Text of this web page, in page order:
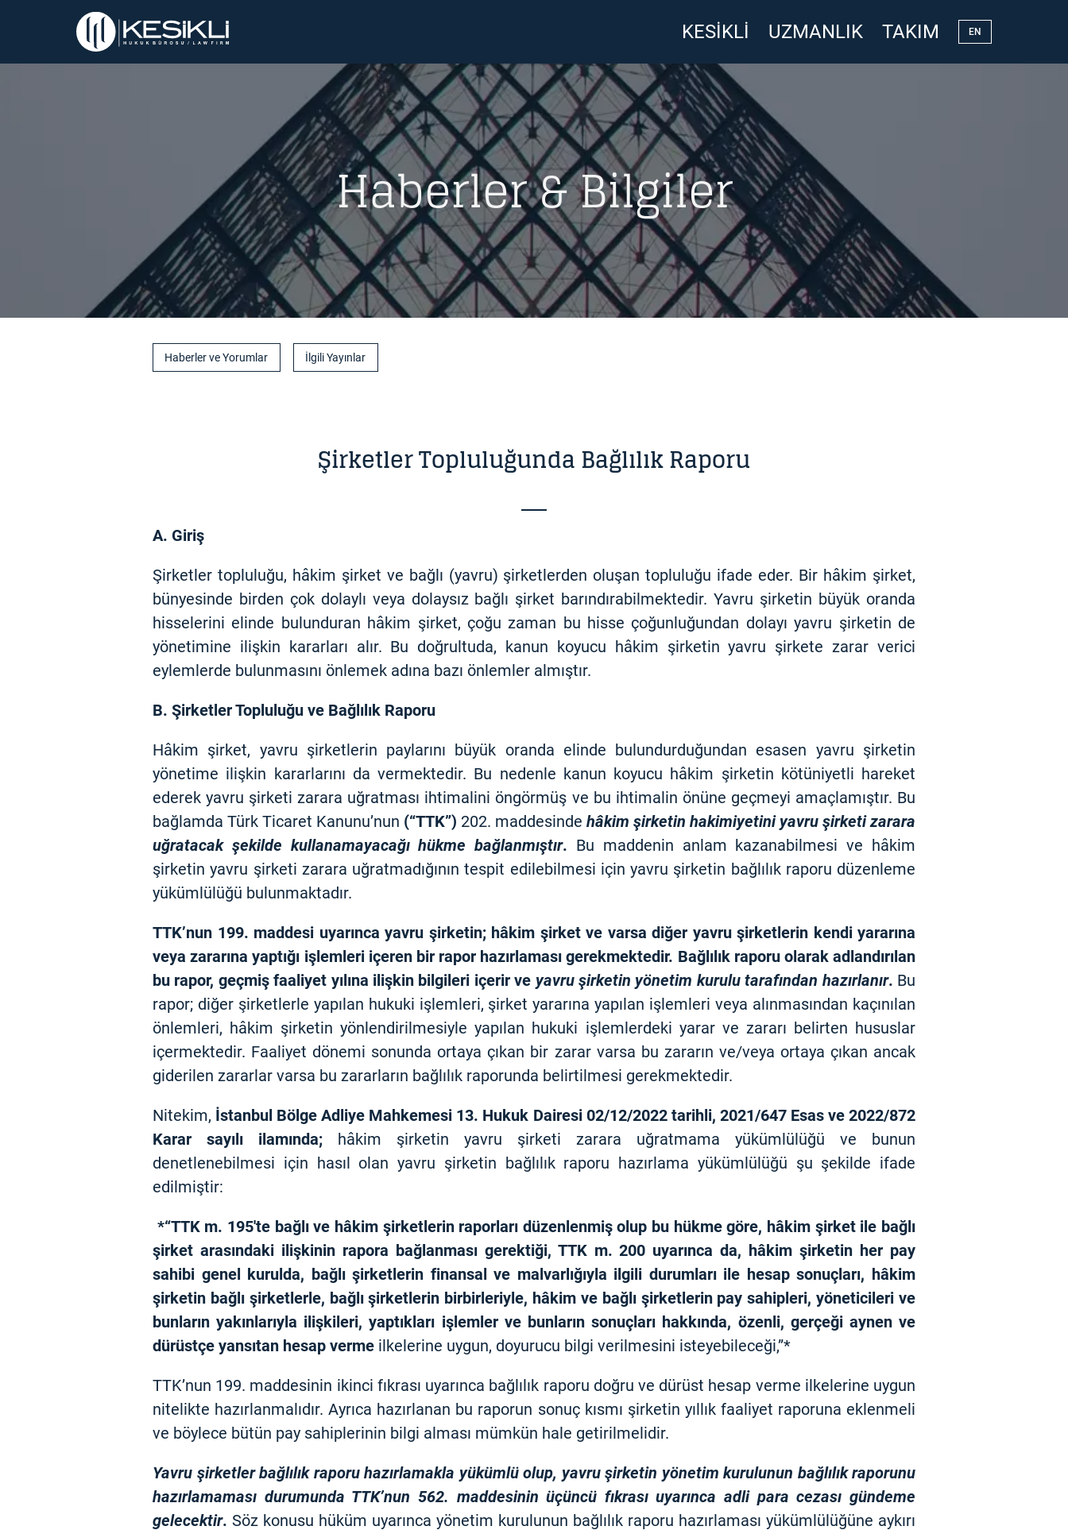
KESIKLI UZMANLIK TAKIM EN
Haberler & Bilgiler
Haberler ve Yorumlar İlgili Yayınlar
Şirketler Topluluğunda Bağlılık Raporu
A. Giriş
Şirketler topluluğu, hâkim şirket ve bağlı (yavru) şirketlerden oluşan topluluğu ifade eder. Bir hâkim şirket,
bünyesinde birden çok dolaylı veya dolaysız bağlı şirket barındırabilmektedir. Yavru şirketin büyük oranda
hisselerini elinde bulunduran hâkim şirket, çoğu zaman bu hisse çoğunluğundan dolayı yavru şirketin de
yönetimine ilişkin kararları alır. Bu doğrultuda, kanun koyucu hâkim şirketin yavru şirkete zarar verici
eylemlerde bulunmasını önlemek adına bazı önlemler almıştır.
B. Şirketler Topluluğu ve Bağlılık Raporu
Hâkim şirket, yavru şirketlerin paylarını büyük oranda elinde bulundurduğundan esasen yavru şirketin
yönetime ilişkin kararlarını da vermektedir. Bu nedenle kanun koyucu hâkim şirketin kötüniyetli hareket
ederek yavru şirketi zarara uğratması ihtimalini öngörmüş ve bu ihtimalin önüne geçmeyi amaçlamıştır. Bu
bağlamda Türk Ticaret Kanunu’nun (“TTK”) 202. maddesinde hâkim şirketin hakimiyetini yavru şirketi zarara
uğratacak şekilde kullanamayacağı hükme bağlanmıştır. Bu maddenin anlam kazanabilmesi ve hâkim
şirketin yavru şirketi zarara uğratmadığının tespit edilebilmesi için yavru şirketin bağlılık raporu düzenleme
yükümlülüğü bulunmaktadır.
TTK’nun 199. maddesi uyarınca yavru şirketin; hâkim şirket ve varsa diğer yavru şirketlerin kendi yararına
veya zararına yaptığı işlemleri içeren bir rapor hazırlaması gerekmektedir. Bağlılık raporu olarak adlandırılan
bu rapor, geçmiş faaliyet yılına ilişkin bilgileri içerir ve yavru şirketin yönetim kurulu tarafından hazırlanır. Bu
rapor; diğer şirketlerle yapılan hukuki işlemleri, şirket yararına yapılan işlemleri veya alınmasından kaçınılan
önlemleri, hâkim şirketin yönlendirilmesiyle yapılan hukuki işlemlerdeki yarar ve zararı belirten hususlar
içermektedir. Faaliyet dönemi sonunda ortaya çıkan bir zarar varsa bu zararın ve/veya ortaya çıkan ancak
giderilen zararlar varsa bu zararların bağlılık raporunda belirtilmesi gerekmektedir.
Nitekim, İstanbul Bölge Adliye Mahkemesi 13. Hukuk Dairesi 02/12/2022 tarihli, 2021/647 Esas ve 2022/872
Karar sayılı ilamında; hâkim şirketin yavru şirketi zarara uğratmama yükümlülüğü ve bunun
denetlenebilmesi için hasıl olan yavru şirketin bağlılık raporu hazırlama yükümlülüğü şu şekilde ifade
edilmiştir:
*“TTK m. 195'te bağlı ve hâkim şirketlerin raporları düzenlenmiş olup bu hükme göre, hâkim şirket ile bağlı
şirket arasındaki ilişkinin rapora bağlanması gerektiği, TTK m. 200 uyarınca da, hâkim şirketin her pay
sahibi genel kurulda, bağlı şirketlerin finansal ve malvarlığıyla ilgili durumları ile hesap sonuçları, hâkim
şirketin bağlı şirketlerle, bağlı şirketlerin birbirleriyle, hâkim ve bağlı şirketlerin pay sahipleri, yöneticileri ve
bunların yakınlarıyla ilişkileri, yaptıkları işlemler ve bunların sonuçları hakkında, özenli, gerçeği aynen ve
dürüstçe yansıtan hesap verme ilkelerine uygun, doyurucu bilgi verilmesini isteyebileceği,”*
TTK’nun 199. maddesinin ikinci fıkrası uyarınca bağlılık raporu doğru ve dürüst hesap verme ilkelerine uygun
nitelikte hazırlanmalıdır. Ayrıca hazırlanan bu raporun sonuç kısmı şirketin yıllık faaliyet raporuna eklenmeli
ve böylece bütün pay sahiplerinin bilgi alması mümkün hale getirilmelidir.
Yavru şirketler bağlılık raporu hazırlamakla yükümlü olup, yavru şirketin yönetim kurulunun bağlılık raporunu
hazırlamaması durumunda TTK’nun 562. maddesinin üçüncü fıkrası uyarınca adli para cezası gündeme
gelecektir. Söz konusu hüküm uyarınca yönetim kurulunun bağlılık raporu hazırlaması yükümlülüğüne aykırı